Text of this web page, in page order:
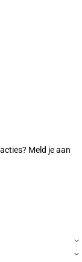
Meld je aan